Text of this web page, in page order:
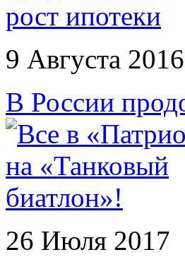
9 Августа 2016
В России
26 Июля 2017